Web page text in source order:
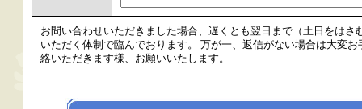
お問い合わせいただきました場合、遅くとも翌日まで（土日をはさ
いただく体制で臨んでおります。 万が一、返信がない場合は大変
絡いただきます様、お願いいたします。